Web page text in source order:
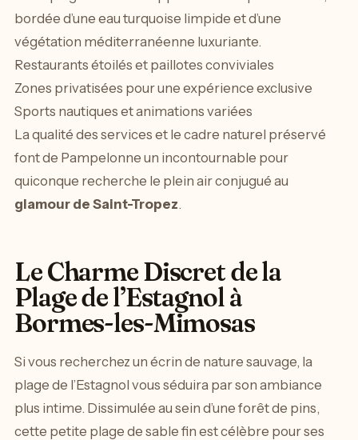
bordée d’une eau turquoise limpide et d’une
végétation méditerranéenne luxuriante.
Restaurants étoilés et paillotes conviviales
Zones privatisées pour une expérience exclusive
Sports nautiques et animations variées
La qualité des services et le cadre naturel préservé
font de Pampelonne un incontournable pour
quiconque recherche le plein air conjugué au
glamour de Saint-Tropez.
Le Charme Discret de la
Plage de l’Estagnol à
Bormes-les-Mimosas
Si vous recherchez un écrin de nature sauvage, la
plage de l’Estagnol vous séduira par son ambiance
plus intime. Dissimulée au sein d’une forêt de pins,
cette petite plage de sable fin est célèbre pour ses